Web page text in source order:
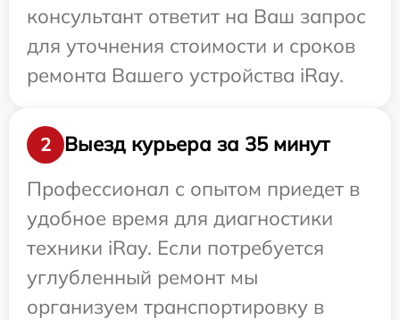
консультант ответит на Ваш запрос
для уточнения стоимости и сроков
ремонта Вашего устройства iRay.
2
Выезд курьера за 35 минут
Профессионал с опытом приедет в
удобное время для диагностики
техники iRay. Если потребуется
углубленный ремонт мы
организуем транспортировку в